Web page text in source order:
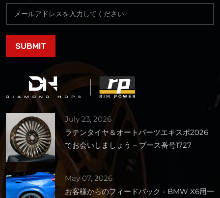
July 23, 2026
ラテンタイヤ＆オートパーツエキスポ2026
でお会いしましょう – ブース番号1727
May 07, 2026
お客様からのフィードバック - BMW X6用一